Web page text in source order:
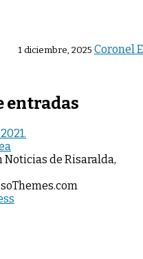
1 diciembre, 2025 Coronel
entradas
de Risaralda,